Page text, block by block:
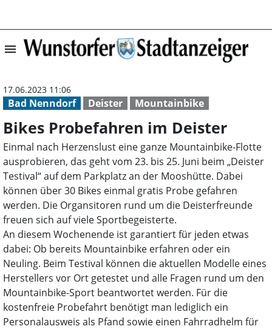
menu Bikes
Bad Nenndorf Deister Mountainbike
17.06.2023 11:06
Bikes Probefahren im Deister
Einmal nach Herzenslust eine ganze Mountainbike-Flotte
ausprobieren, das geht vom 23. bis 25. Juni beim „Deister
Testival“ auf dem Parkplatz an der Mooshütte. Dabei
können über 30 Bikes einmal gratis Probe gefahren
werden. Die Organsitoren rund um die Deisterfreunde
freuen sich auf viele Sportbegeisterte.
An diesem Wochenende ist garantiert für jeden etwas
dabei: Ob bereits Mountainbike erfahren oder ein
Neuling. Beim Testival können die aktuellen Modelle eines
Herstellers vor Ort getestet und alle Fragen rund um den
Mountainbike-Sport beantwortet werden. Für die
kostenfreie Probefahrt benötigt man lediglich ein
Personalausweis als Pfand sowie einen Fahrradhelm für